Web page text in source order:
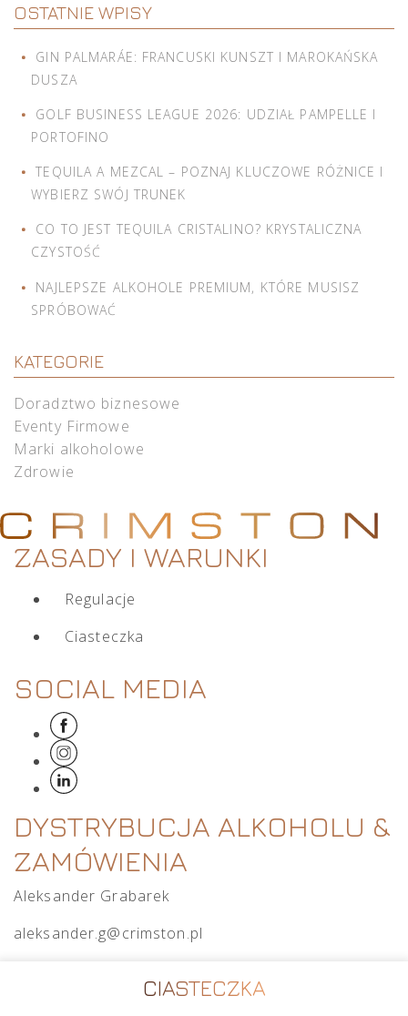
OSTATNIE WPISY
GIN PALMARÁE: FRANCUSKI KUNSZT I MAROKAŃSKA
DUSZA
GOLF BUSINESS LEAGUE 2026: UDZIAŁ PAMPELLE I
PORTOFINO
TEQUILA A MEZCAL – POZNAJ KLUCZOWE RÓŻNICE I
WYBIERZ SWÓJ TRUNEK
CO TO JEST TEQUILA CRISTALINO? KRYSTALICZNA
CZYSTOŚĆ
NAJLEPSZE ALKOHOLE PREMIUM, KTÓRE MUSISZ
SPRÓBOWAĆ
KATEGORIE
Doradztwo biznesowe
Eventy Firmowe
Marki alkoholowe
Zdrowie
ZASADY I WARUNKI
Regulacje
Ciasteczka
SOCIAL MEDIA
DYSTRYBUCJA ALKOHOLU &
ZAMÓWIENIA
Aleksander Grabarek
aleksander.g@crimston.pl
CIASTECZKA